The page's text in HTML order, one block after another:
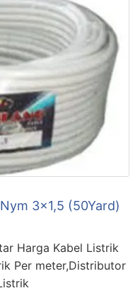
3×1,5 (50Yard)
Harga Kabel Listrik
Per meter,Distributor